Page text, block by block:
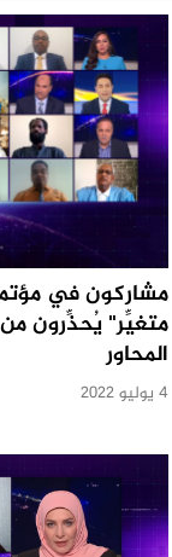
مشاركون في
متغيِّر" يُحذِّرون
المحاور
4 يوليو 2022